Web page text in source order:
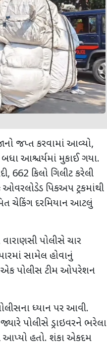
જપ્ત કરવામાં આવ્યો,
આશ્ચર્યમાં મુકાઈ ગયા.
, 662 કિલો ગિલીટ કરેલી
પિકઅપ ટ્રકમાંથી
ચેકિંગ દરમિયાન આટલું
વારાણસી પોલીસે ચાર
સામેલ હોવાનું
એક પોલીસ ટીમ ઓપરેશન
ધ્યાન પર આવી.
પોલીસે ડ્રાઇવરને ભરેલા
હતો. શંકા એકદમ